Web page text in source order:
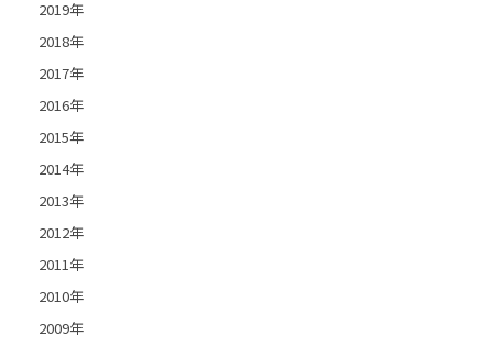
2019年
2018年
2017年
2016年
2015年
2014年
2013年
2012年
2011年
2010年
2009年